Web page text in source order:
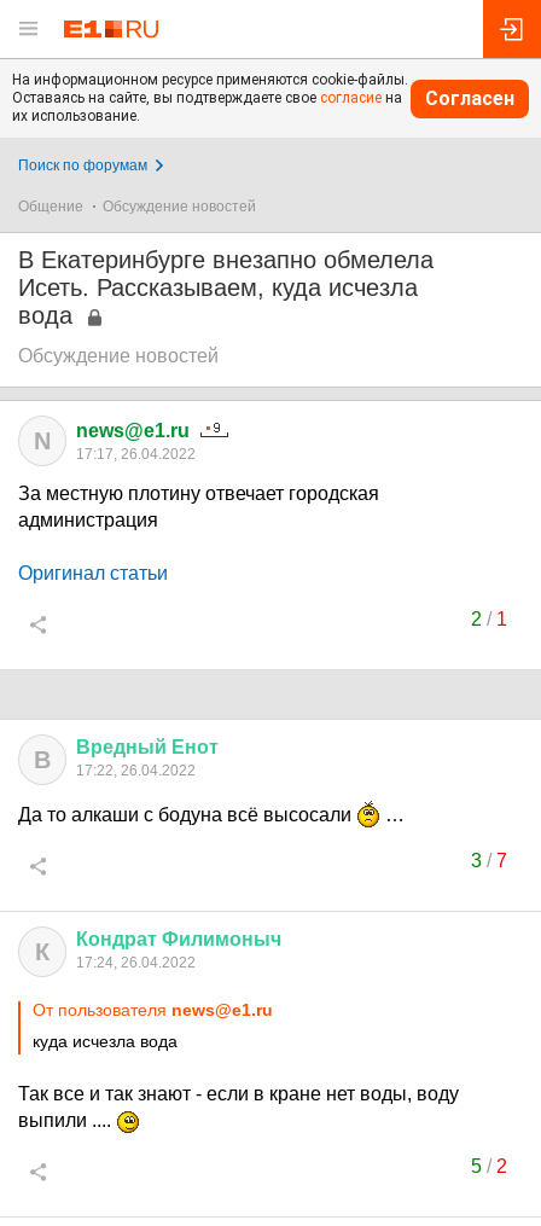
На информационном ресурсе применяются cookie-файлы.
Оставаясь на сайте, вы подтверждаете свое согласие на
их использование.
Согласен
Поиск по форумам
Общение Обсуждение новостей
В Екатеринбурге внезапно обмелела
Исеть. Рассказываем, куда исчезла
вода
Обсуждение новостей
N news@e1.ru
17:17, 26.04.2022
За местную плотину отвечает городская
администрация
Оригинал статьи
2 / 1
В Вредный Енот
17:22, 26.04.2022
Да то алкаши с бодуна всё высосали …
3/7
К Кондрат Филимоныч
17:24, 26.04.2022
От пользователя news@e1.ru
куда исчезла вода
Так все и так знают - если в кране нет воды, воду
выпили ....
5/ 2